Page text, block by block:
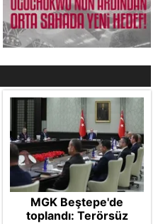
MGK Beştepe'de
toplandı: Terörsüz